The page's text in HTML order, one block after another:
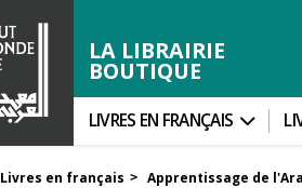
LA LIBRAIRIE
BOUTIQUE
LIVRES EN FRANÇAIS
Livres en français > Apprentissage de